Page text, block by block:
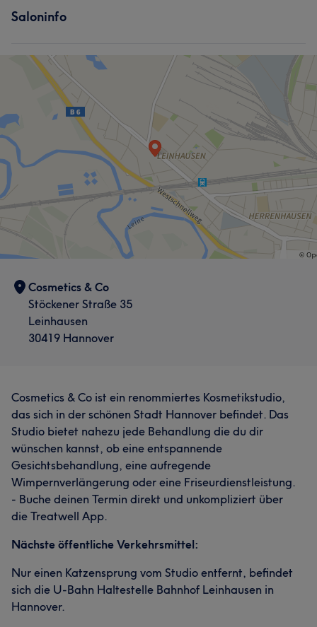
Saloninfo
Cosmetics & Co
Stöckener Straße 35
Leinhausen
30419 Hannover
Cosmetics & Co ist ein renommiertes Kosmetikstudio,
das sich in der schönen Stadt Hannover befindet. Das
Studio bietet nahezu jede Behandlung die du dir
wünschen kannst, ob eine entspannende
Gesichtsbehandlung, eine aufregende
Wimpernverlängerung oder eine Friseurdienstleistung.
- Buche deinen Termin direkt und unkompliziert über
die Treatwell App.
Nächste öffentliche Verkehrsmittel:
Nur einen Katzensprung vom Studio entfernt, befindet
sich die U-Bahn Haltestelle Bahnhof Leinhausen in
Hannover.